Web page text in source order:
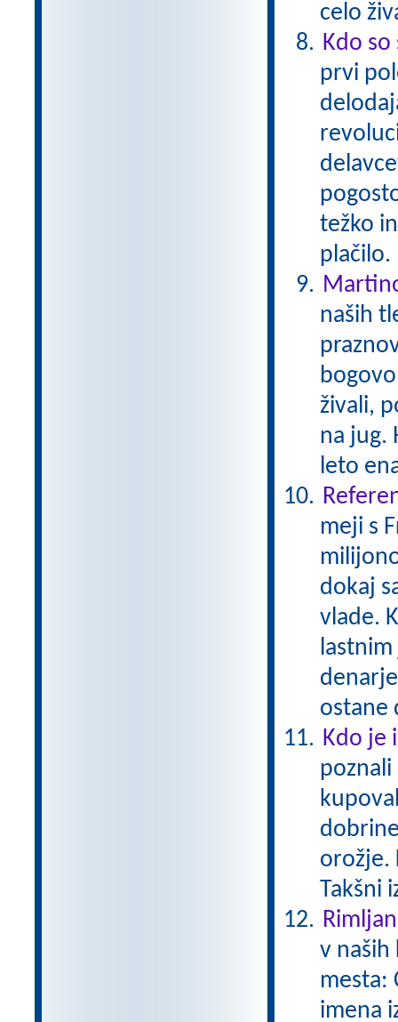
celo
Kdo
prvi
težko
naših
živali,
na jug.
leto
meji s
dokaj
vlade.
ostane
Kdo je
poznali
orožje.
Takšni
v naših
mesta:
imena